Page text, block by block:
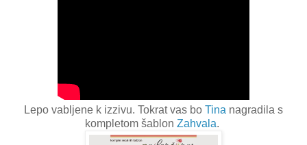
Lepo vabljene k izzivu. Tokrat vas bo Tina nagradila s
kompletom šablon Zahvala.